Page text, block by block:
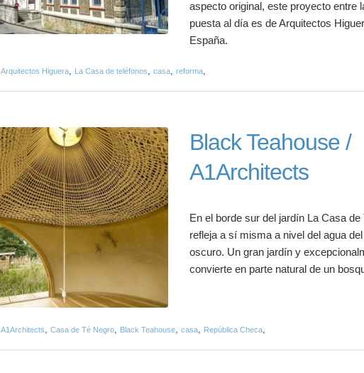
aspecto original, este proyecto entre
puesta al día es de Arquitectos
España.
Arquitectos Higuera, La Casa de teléfonos, casa, reforma,
Black Teahouse /
A1Architects
En el borde sur del jardín La Casa
refleja a sí misma a nivel del agua
oscuro. Un gran jardín y
convierte en parte natural de un
A1Architects, Casa de Té Negro, Black Teahouse, casa, República Checa,